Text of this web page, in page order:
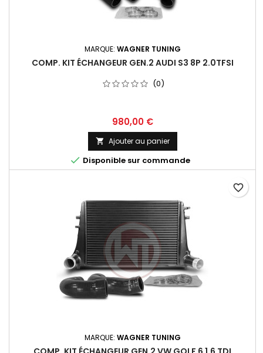
MARQUE: WAGNER TUNING
COMP. KIT ÉCHANGEUR GEN.2 AUDI S3 8P 2.0TFSI
(0)
Prix
980,00 €
 Ajouter au panier
 Disponible sur commande
MARQUE: WAGNER TUNING
favorite_border